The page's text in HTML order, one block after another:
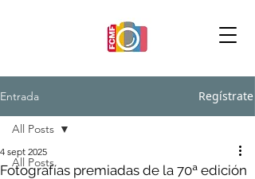
Entrada Regístrate
All Posts
All Posts
Fotografías premiadas de la 70ª edición
4 sept 2025